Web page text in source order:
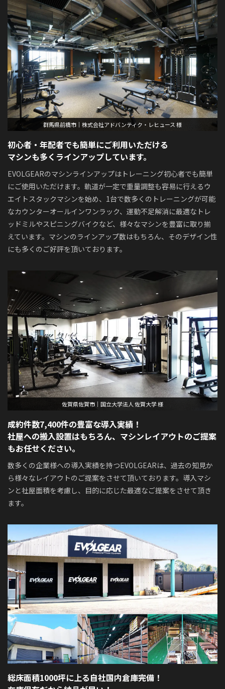
群馬県前橋市｜株式会社アドバンティク・レヒュース 様
初心者・年配者でも簡単にご利用いただける
マシンも多くラインアップしています。
EVOLGEARのマシンラインアップはトレーニング初心者でも簡単
にご使用いただけます。軌道が一定で重量調整も容易に行えるウ
エイトスタックマシンを始め、1台で数多くのトレーニングが可能
なカウンターオールインワンラック、運動不足解消に最適なトレ
ッドミルやスピニングバイクなど、様々なマシンを豊富に取り揃
えています。マシンのラインアップ数はもちろん、そのデザイン性
にも多くのご好評を頂いております。
佐賀県佐賀市｜国立大学法人 佐賀大学 様
成約件数7,400件の豊富な導入実績！
社屋への搬入設置はもちろん、マシンレイアウトのご提案
もお任せください。
数多くの企業様への導入実績を持つEVOLGEARは、過去の知見か
ら様々なレイアウトのご提案をさせて頂いております。導入マシ
ンと社屋面積を考慮し、目的に応じた最適なご提案をさせて頂き
ます。
総床面積1000坪に上る自社国内倉庫完備！